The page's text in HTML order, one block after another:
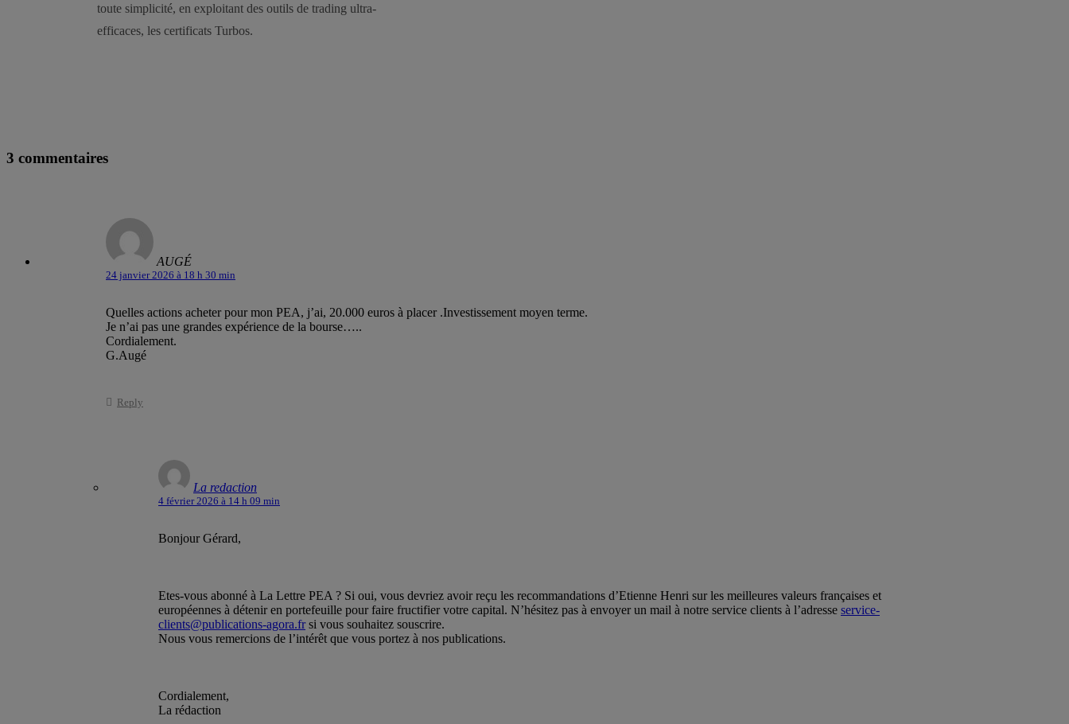
toute simplicité, en exploitant des outils de trading ultra-
efficaces, les certificats Turbos.
3 commentaires
AUGÉ
24 janvier 2026 à 18 h 30 min
Quelles actions acheter pour mon PEA, j’ai, 20.000 euros à placer .Investissement moyen terme.
Je n’ai pas une grandes expérience de la bourse…..
Cordialement.
G.Augé
Reply
La redaction
4 février 2026 à 14 h 09 min
Bonjour Gérard,
Etes-vous abonné à La Lettre PEA ? Si oui, vous devriez avoir reçu les recommandations d’Etienne Henri sur les meilleures valeurs françaises et
européennes à détenir en portefeuille pour faire fructifier votre capital. N’hésitez pas à envoyer un mail à notre service clients à l’adresse service-
clients@publications-agora.frsi vous souhaitez souscrire.
Nous vous remercions de l’intérêt que vous portez à nos publications.
Cordialement,
La rédaction